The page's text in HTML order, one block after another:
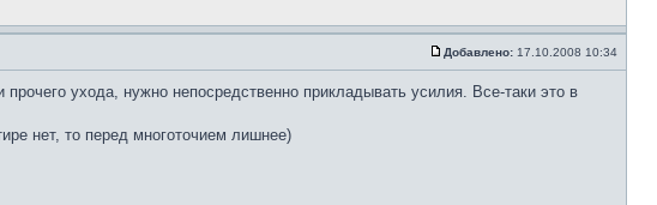
Добавлено: 17.10.2008 10:34
ухода, нужно непосредственно прикладывать усилия. Все-таки это в
нет, то перед многоточием лишнее)